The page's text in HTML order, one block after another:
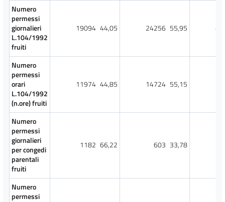
Numero
permessi
giornalieri
L.104/1992
fruiti
19094 44,05 24256 55,95
Numero
permessi
orari
L.104/1992
(n.ore) fruiti
11974 44,85 14724 55,15
Numero
permessi
giornalieri
per congedi
parentali
fruiti
1182 66,22 603 33,78
Numero
permessi